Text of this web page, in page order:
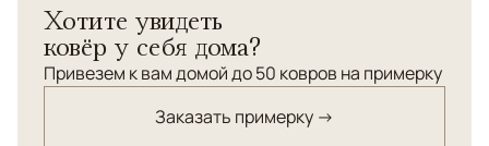
Хотите увидеть
ковёр у себя дома?
Привезем к вам домой до 50 ковров на примерку
Заказать примерку →